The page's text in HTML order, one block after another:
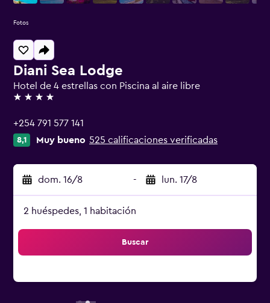
Diani Sea Lodge
Hotel de 4 estrellas con Piscina al aire libre
4 estrellas
+254 791 577 141
8,1 Muy bueno 525 calificaciones verificadas
dom. 16/8 - lun. 17/8
2 huéspedes, 1 habitación
Buscar
Fotos